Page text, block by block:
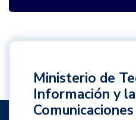
Ministerio de
Información y
Comunicaciones